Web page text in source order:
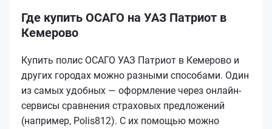
Где купить ОСАГО на УАЗ Патриот в
Кемерово
Купить полис ОСАГО УАЗ Патриот в Кемерово и
других городах можно разными способами. Один
из самых удобных — оформление через онлайн-
сервисы сравнения страховых предложений
(например, Polis812). С их помощью можно